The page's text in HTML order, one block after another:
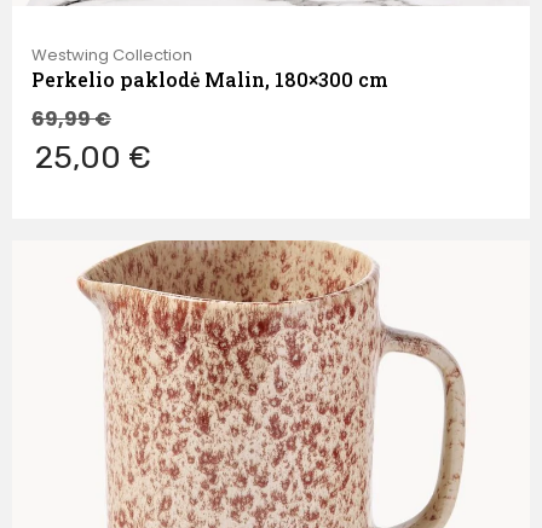
Westwing Collection
Perkelio paklodė Malin, 180×300 cm
69,99€
25,00 €